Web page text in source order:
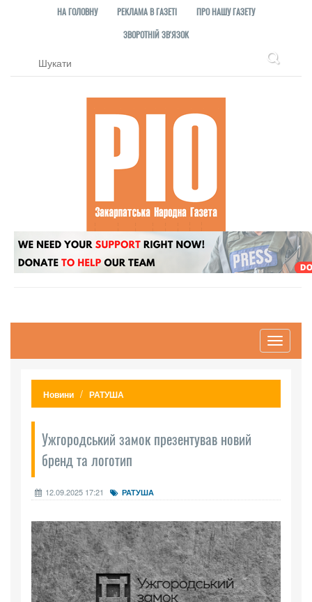
НА ГОЛОВНУ РЕКЛАМА В ГАЗЕТІ
ПРО НАШУ ГАЗЕТУ
ЗВОРОТНІЙ ЗВ'ЯЗОК
Toggle
Новини РАТУША
Ужгородський замок презентував новий
бренд та логотип
12.09.2025 17:21 РАТУША